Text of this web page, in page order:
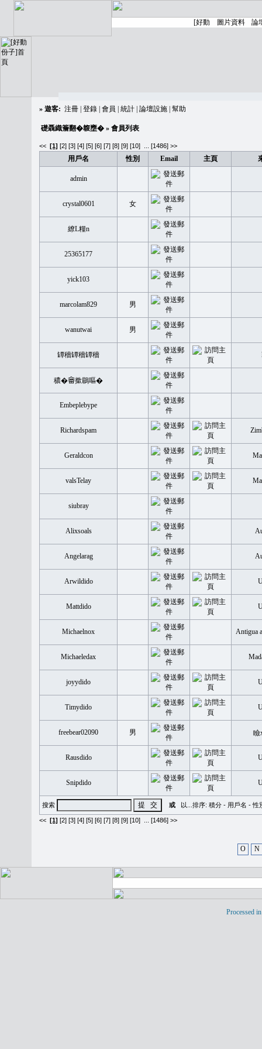
» 遊客: 注冊 登錄 會員 統計 論壇設施 幫助
礎聶織簷翻�䪖壅� » 會員列表
<< [1] [2] [3] [4] [5] [6] [7] [8] [9] [10] [1486] >>
用戶名 性別 Email 主頁
admin
crystal0601 女
繚L糧n
25365177
yick103
marcolam829 男
wanutwai 男
罈穡罈穡罈穡
穠�𤲞撳鶥嘔�
Embeplebype
Richardspam
Geraldcon
valsTelay
siubray
Alixsoals
Angelarag
Arwildido
Mattdido
Michaelnox Antigua
Michaeledax
joyydido
Timydido
freebear02090 男
Rausdido
Snipdido
搜索 或 以...排序: 積分 - 用戶名 -性
<< [1] [2] [3] [4] [5] [6] [7] [8] [9] [10] [1486] >>
O N
Processed